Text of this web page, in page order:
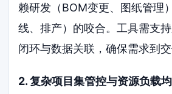
赖研发（BOM变更、图纸管理
线、排产）的咬合。工具需支
闭环与数据关联，确保需求到交
2. 复杂项目集管控与资源负载